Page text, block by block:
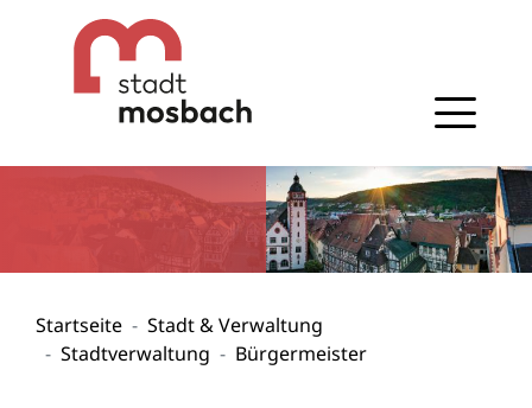
Gehe zum Navigationsbereich
Gehe zum Inhalt
Startseite
Stadt & Verwaltung
Stadtverwaltung
Bürgermeister